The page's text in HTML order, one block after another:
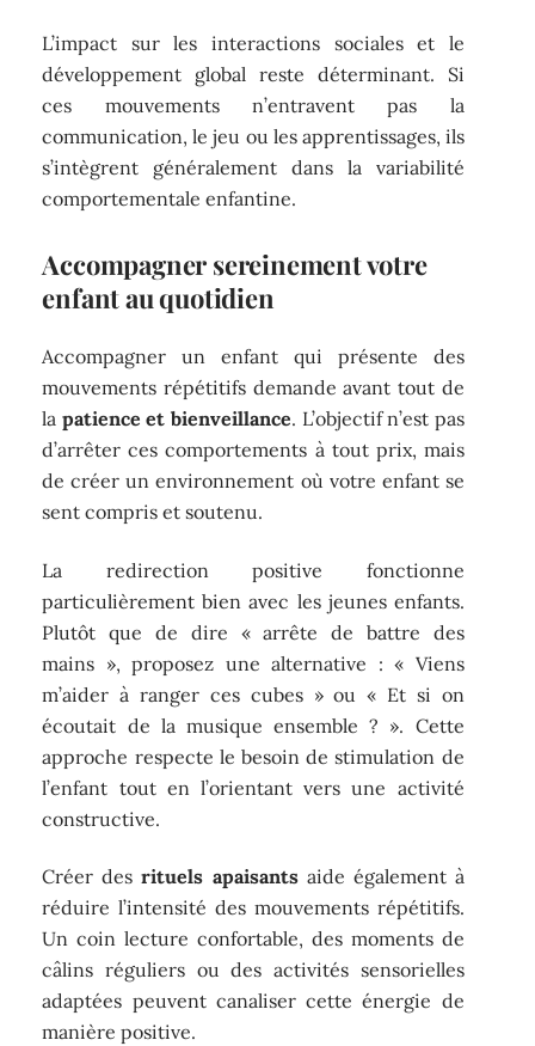
L’impact sur les interactions sociales et le
développement global reste déterminant. Si
ces mouvements n’entravent pas la
communication, le jeu ou les apprentissages, ils
s’intègrent généralement dans la variabilité
comportementale enfantine.
Accompagner sereinement votre
enfant au quotidien
Accompagner un enfant qui présente des
mouvements répétitifs demande avant tout de
la patience et bienveillance. L’objectif n’est pas
d’arrêter ces comportements à tout prix, mais
de créer un environnement où votre enfant se
sent compris et soutenu.
La redirection positive fonctionne
particulièrement bien avec les jeunes enfants.
Plutôt que de dire « arrête de battre des
mains », proposez une alternative : « Viens
m’aider à ranger ces cubes » ou « Et si on
écoutait de la musique ensemble ? ». Cette
approche respecte le besoin de stimulation de
l’enfant tout en l’orientant vers une activité
constructive.
Créer desrituels apaisantsaide également à
réduire l’intensité des mouvements répétitifs.
Un coin lecture confortable, des moments de
câlins réguliers ou des activités sensorielles
adaptées peuvent canaliser cette énergie de
manière positive.